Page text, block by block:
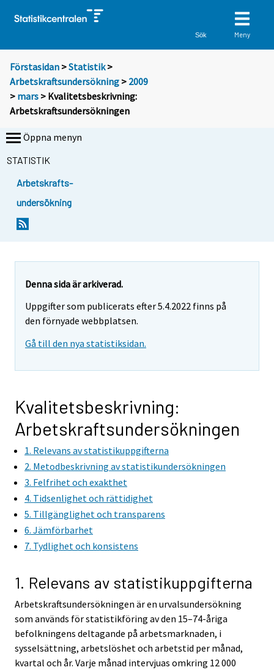
Sök Meny
Förstasidan >Statistik >
Arbetskraftsundersökning > 2009
> mars > Kvalitetsbeskrivning:
Arbetskraftsundersökningen
Öppna menyn
STATISTIK
Arbetskrafts-
undersökning
Denna sida är arkiverad.
Uppgifter som publicerats efter 5.4.2022 finns på
den förnyade webbplatsen.
Gå till den nya statistiksidan.
Kvalitetsbeskrivning:
Arbetskraftsundersökningen
1. Relevans av statistikuppgifterna
2. Metodbeskrivning av statistikundersökningen
3. Felfrihet och exakthet
4. Tidsenlighet och rättidighet
5. Tillgänglighet och transparens
6. Jämförbarhet
7. Tydlighet och konsistens
1. Relevans av statistikuppgifterna
Arbetskraftsundersökningen är en urvalsundersökning
som används för statistikföring av den 15–74-åriga
befolkningens deltagande på arbetsmarknaden, i
sysselsättning, arbetslöshet och arbetstid per månad,
kvartal och år. Varje månad intervjuas omkring 12 000